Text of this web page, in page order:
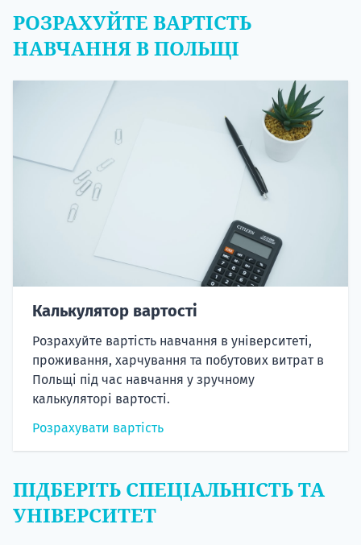
РОЗРАХУЙТЕ ВАРТІСТЬ
НАВЧАННЯ В ПОЛЬЩІ
Калькулятор вартості
Розрахуйте вартість навчання в університеті,
проживання, харчування та побутових витрат в
Польщі під час навчання у зручному
калькуляторі вартості.
Розрахувати вартість
ПІДБЕРІТЬ СПЕЦІАЛЬНІСТЬ ТА
УНІВЕРСИТЕТ